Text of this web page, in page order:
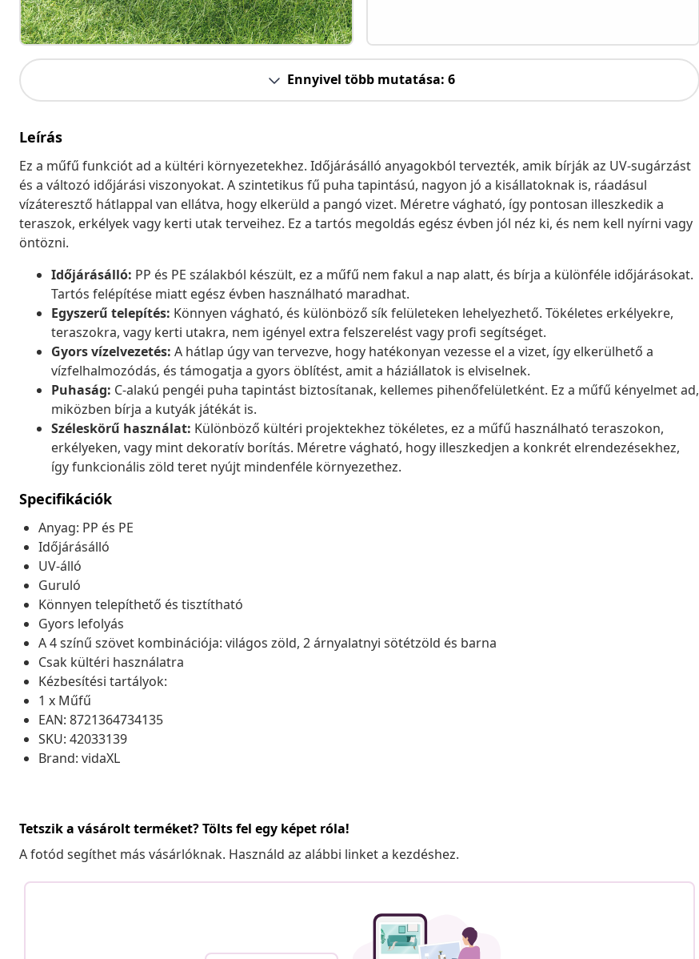
Ennyivel több mutatása: 6
Leírás
Ez a műfű funkciót ad a kültéri környezetekhez. Időjárásálló anyagokból tervezték, amik bírják az UV-sugárzást
és a változó időjárási viszonyokat. A szintetikus fű puha tapintású, nagyon jó a kisállatoknak is, ráadásul
vízáteresztő hátlappal van ellátva, hogy elkerüld a pangó vizet. Méretre vágható, így pontosan illeszkedik a
teraszok, erkélyek vagy kerti utak terveihez. Ez a tartós megoldás egész évben jól néz ki, és nem kell nyírni vagy
öntözni.
Időjárásálló: PP és PE szálakból készült, ez a műfű nem fakul a nap alatt, és bírja a különféle időjárásokat.
Tartós felépítése miatt egész évben használható maradhat.
Egyszerű telepítés: Könnyen vágható, és különböző sík felületeken lehelyezhető. Tökéletes erkélyekre,
teraszokra, vagy kerti utakra, nem igényel extra felszerelést vagy profi segítséget.
Gyors vízelvezetés: A hátlap úgy van tervezve, hogy hatékonyan vezesse el a vizet, így elkerülhető a
vízfelhalmozódás, és támogatja a gyors öblítést, amit a háziállatok is elviselnek.
Puhaság: C-alakú pengéi puha tapintást biztosítanak, kellemes pihenőfelületként. Ez a műfű kényelmet ad,
miközben bírja a kutyák játékát is.
Széleskörű használat: Különböző kültéri projektekhez tökéletes, ez a műfű használható teraszokon,
erkélyeken, vagy mint dekoratív borítás. Méretre vágható, hogy illeszkedjen a konkrét elrendezésekhez,
így funkcionális zöld teret nyújt mindenféle környezethez.
Specifikációk
Anyag: PP és PE
Időjárásálló
UV-álló
Guruló
Könnyen telepíthető és tisztítható
Gyors lefolyás
A 4 színű szövet kombinációja: világos zöld, 2 árnyalatnyi sötétzöld és barna
Csak kültéri használatra
Kézbesítési tartályok:
1 x Műfű
EAN: 8721364734135
SKU: 42033139
Brand: vidaXL
Tetszik a vásárolt terméket? Tölts fel egy képet róla!
A fotód segíthet más vásárlóknak. Használd az alábbi linket a kezdéshez.